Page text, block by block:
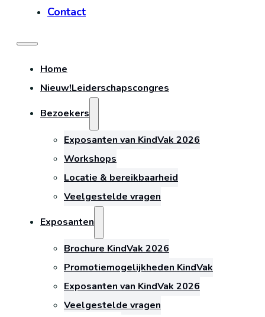
Contact
Home
Nieuw!Leiderschapscongres
Bezoekers
Exposanten van KindVak 2026
Workshops
Locatie & bereikbaarheid
Veelgestelde vragen
Exposanten
Brochure KindVak 2026
Promotiemogelijkheden KindVak
Exposanten van KindVak 2026
Veelgestelde vragen